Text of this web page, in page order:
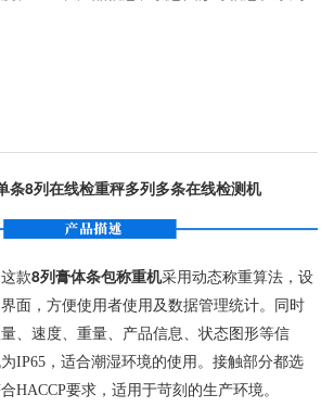
条8列在线检重秤多列多条在线检测机
款8列膏体条包称重机采用动态称重算法，设
面，方便使用者使用及数据管理统计。同时
、速度、重量、产品信息、状态图形等信
IP65，适合潮湿环境的使用。接触部分都选
HACCP要求，适用于苛刻的生产环境。